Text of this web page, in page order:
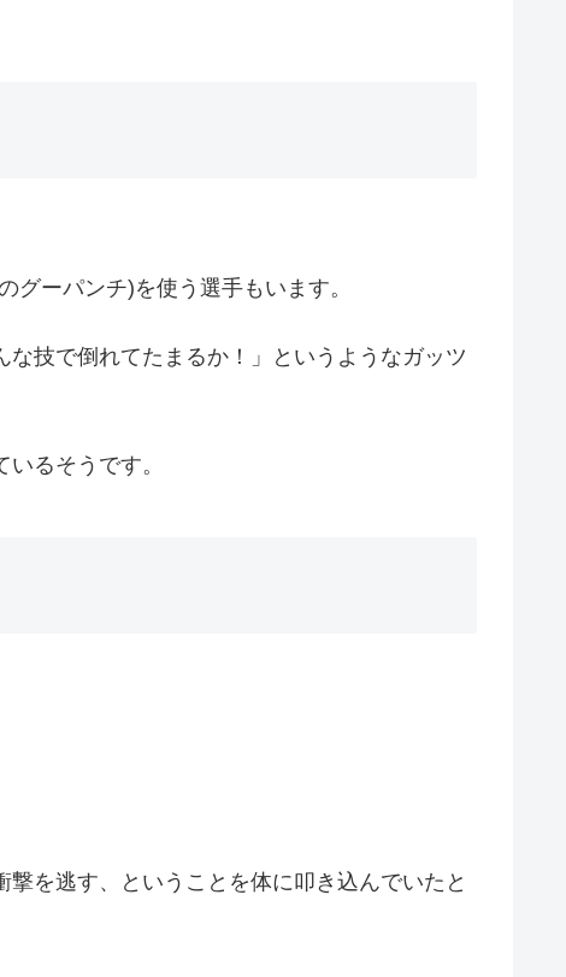
ーパンチ)を使う選手もいます。
技で倒れてたまるか！」というようなガッツ
るそうです。
を逃す、ということを体に叩き込んでいたと